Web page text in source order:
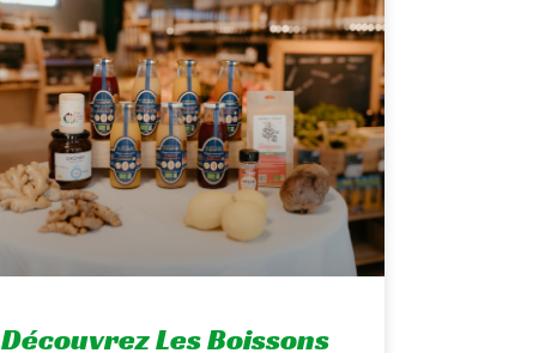
Découvrez Les Boissons